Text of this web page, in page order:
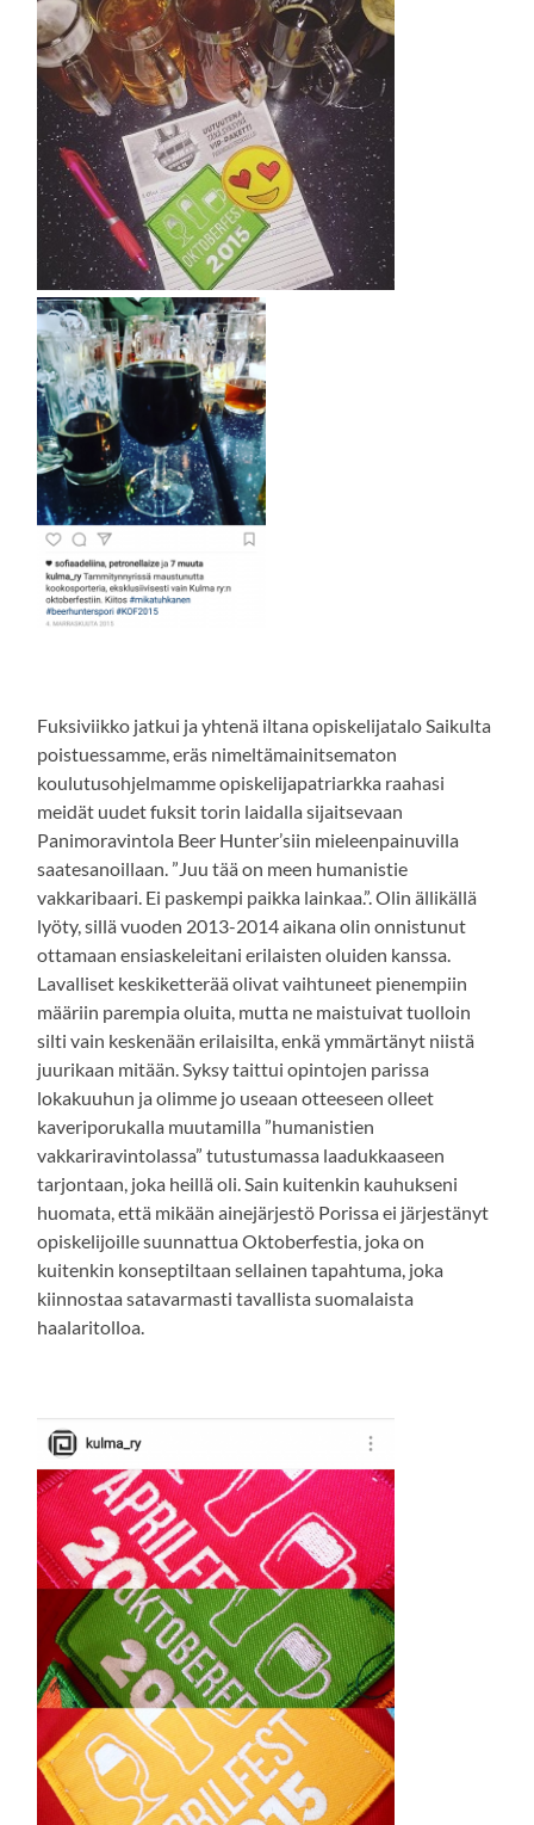
Fuksiviikko jatkui ja yhtenä iltana opiskelijatalo Saikulta
poistuessamme, eräs nimeltämainitsematon
koulutusohjelmamme opiskelijapatriarkka raahasi
meidät uudet fuksit torin laidalla sijaitsevaan
Panimoravintola Beer Hunter’siin mieleenpainuvilla
saatesanoillaan. ”Juu tää on meen humanistie
vakkaribaari. Ei paskempi paikka lainkaa.”. Olin ällikällä
lyöty, sillä vuoden 2013-2014 aikana olin onnistunut
ottamaan ensiaskeleitani erilaisten oluiden kanssa.
Lavalliset keskiketterää olivat vaihtuneet pienempiin
määriin parempia oluita, mutta ne maistuivat tuolloin
silti vain keskenään erilaisilta, enkä ymmärtänyt niistä
juurikaan mitään. Syksy taittui opintojen parissa
lokakuuhun ja olimme jo useaan otteeseen olleet
kaveriporukalla muutamilla ”humanistien
vakkariravintolassa” tutustumassa laadukkaaseen
tarjontaan, joka heillä oli. Sain kuitenkin kauhukseni
huomata, että mikään ainejärjestö Porissa ei järjestänyt
opiskelijoille suunnattua Oktoberfestia, joka on
kuitenkin konseptiltaan sellainen tapahtuma, joka
kiinnostaa satavarmasti tavallista suomalaista
haalaritolloa.